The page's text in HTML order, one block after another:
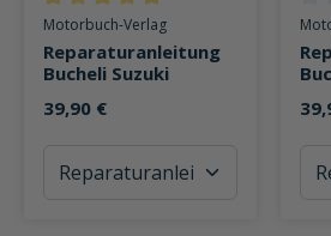
Durchschnittliche Bewertung von 5
Motorbuch-Verlag
Reparaturanleitung
Bucheli Suzuki
39,90 €